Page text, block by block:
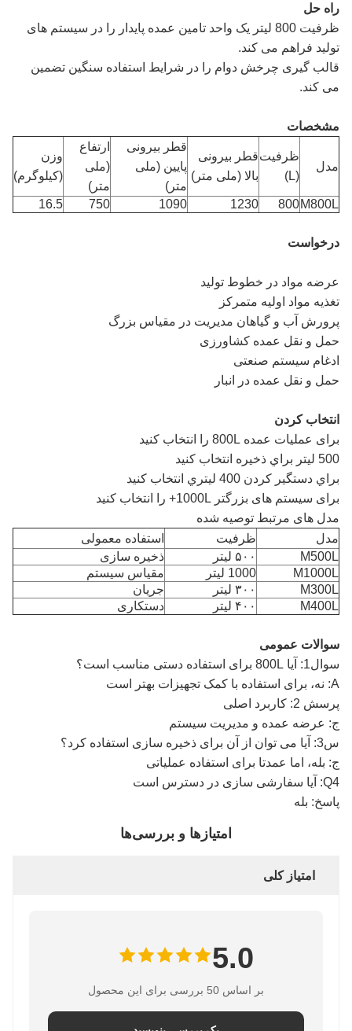
راه حل
ظرفیت 800 لیتر یک واحد تامین عمده پایدار را در سیستم های
تولید فراهم می کند.
قالب گیری چرخش دوام را در شرایط استفاده سنگین تضمین
می کند.
مشخصات
مدل
ظرفیت
(L)
قطر بیرونی
بالا (ملی متر)
قطر بیرونی
پایین (ملی
متر)
ارتفاع
(ملی
متر)
وزن
(کیلوگرم)
M800L
800
1230
1090
750
16.5
درخواست
عرضه مواد در خطوط تولید
تغذیه مواد اولیه متمرکز
پرورش آب و گیاهان مدیریت در مقیاس بزرگ
حمل و نقل عمده کشاورزی
ادغام سیستم صنعتی
حمل و نقل عمده در انبار
انتخاب کردن
برای عملیات عمده 800L را انتخاب کنید
500 ليتر براي ذخيره انتخاب کنيد
براي دستگير کردن 400 ليتري انتخاب کنيد
برای سیستم های بزرگتر 1000L+ را انتخاب کنید
مدل های مرتبط توصیه شده
مدل
ظرفیت
استفاده معمولی
M500L
۵۰۰ لیتر
ذخیره سازی
M1000L
1000 لیتر
مقیاس سیستم
M300L
۳۰۰ لیتر
جریان
M400L
۴۰۰ لیتر دستکاری
سوالات عمومی
سوال1: آیا 800L برای استفاده دستی مناسب است؟
A: نه، برای استفاده با کمک تجهیزات بهتر است
پرسش 2: کاربرد اصلی
ج: عرضه عمده و مدیریت سیستم
س3: آیا می توان از آن برای ذخیره سازی استفاده کرد؟
ج: بله، اما عمدتا برای استفاده عملیاتی
Q4: آیا سفارشی سازی در دسترس است
پاسخ: بله
امتیازها و بررسی‌ها
امتیاز کلی
5.0
بر اساس 50 بررسی برای این محصول